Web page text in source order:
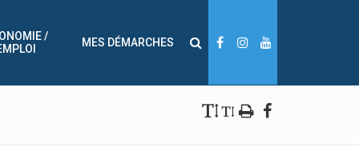
/
MES DÉMARCHES